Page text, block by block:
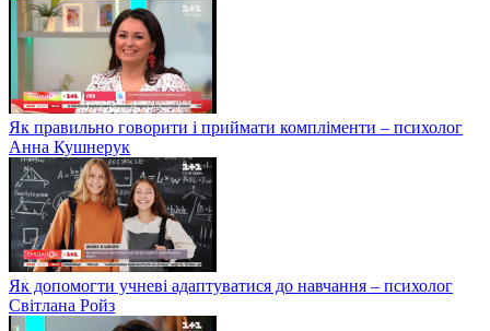
Як правильно говорити і приймати компліменти – психолог
Анна Кушнерук
Як допомогти учневі адаптуватися до навчання – психолог
Світлана Ройз